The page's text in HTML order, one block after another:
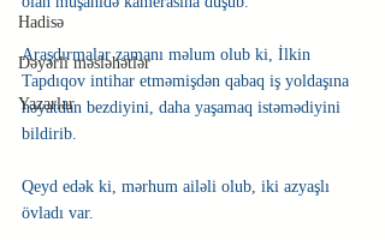
Hadisə
Dəyərli məsləhətlər
Yazarlar
Araşdırmalar zamanı məlum olub ki, İlkin
Tapdıqov intihar etməmişdən qabaq iş yoldaşına
həyatdan bezdiyini, daha yaşamaq istəmədiyini
bildirib.
Qeyd edək ki, mərhum ailəli olub, iki azyaşlı
övladı var.